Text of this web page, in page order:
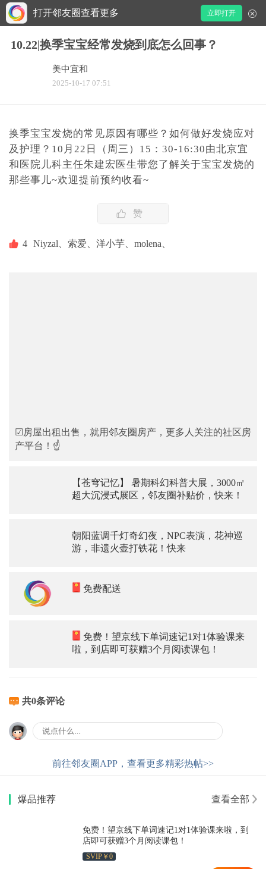
打开邻友圈查看更多 立即打开
10.22|换季宝宝经常发烧到底怎么回事？
美中宜和
2025-10-17 07:51
换季宝宝发烧的常见原因有哪些？如何做好发烧应对
及护理？10月22日（周三）15：30-16:30由北京宜
和医院儿科主任朱建宏医生带您了解关于宝宝发烧的
那些事儿~欢迎提前预约收看~
赞
4 Niyzal、 索爱、 洋小芋、 molena、
☑房屋出租出售，就用邻友圈房产，更多人关注的社区房
产平台！☝
【苍穹记忆】 暑期科幻科普大展，3000㎡
超大沉浸式展区，邻友圈补贴价，快来！
朝阳蓝调千灯奇幻夜，NPC表演，花神巡
游，非遗火壶打铁花！快来
免费配送
免费！望京线下单词速记1对1体验课来
啦，到店即可获赠3个月阅读课包！
共0条评论
前往邻友圈APP，查看更多精彩热帖>>
爆品推荐 查看全部
免费！望京线下单词速记1对1体验课来啦，到
店即可获赠3个月阅读课包！
SVIP￥0